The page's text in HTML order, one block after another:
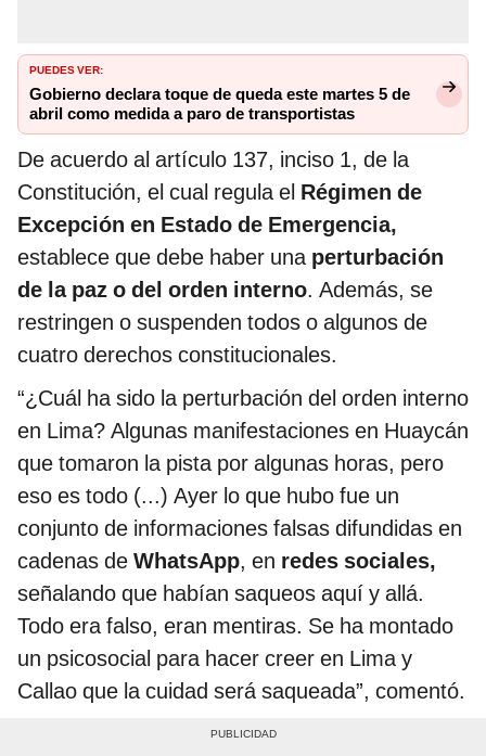
PUEDES VER:
Gobierno declara toque de queda este martes 5 de
abril como medida a paro de transportistas
De acuerdo al artículo 137, inciso 1, de la
Constitución, el cual regula el Régimen de
Excepción en Estado de Emergencia,
establece que debe haber unaperturbación
de la paz o del orden interno. Además, se
restringen o suspenden todos o algunos de
cuatro derechos constitucionales.
“¿Cuál ha sido la perturbación del orden interno
en Lima? Algunas manifestaciones en Huaycán
que tomaron la pista por algunas horas, pero
eso es todo (...) Ayer lo que hubo fue un
conjunto de informaciones falsas difundidas en
cadenas de WhatsApp, en redes sociales,
señalando que habían saqueos aquí y allá.
Todo era falso, eran mentiras. Se ha montado
un psicosocial para hacer creer en Lima y
Callao que la cuidad será saqueada”, comentó.